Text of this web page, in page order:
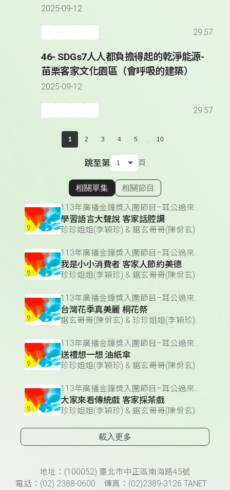
2025-09-12
29:57
46- SDGs7人人都負擔得起的乾淨能源-
苗栗客家文化園區（會呼吸的建築）
2025-09-12
29:57
1 2 3 4 5 ... 10
跳至第 頁
顯示相關單集
相關單集 相關節目
113年廣播金鐘獎入圍節目–耳公過來聽(兒童節目主持人獎)
學習語言大聲說 客家話腔調
珍珍姐姐(李穎珍) & 鋸玄哥哥(陳佾玄)
113年廣播金鐘獎入圍節目–耳公過來聽(兒童節目主持人獎)
我是小小消費者 客家人節約美德
珍珍姐姐(李穎珍) & 鋸玄哥哥(陳佾玄)
113年廣播金鐘獎入圍節目–耳公過來聽(兒童節目主持人獎)
台灣花季真美麗 桐花祭
鋸玄哥哥(陳佾玄) & 珍珍姐姐(李穎珍)
113年廣播金鐘獎入圍節目–耳公過來聽(兒童節目主持人獎)
送禮想一想 油紙傘
珍珍姐姐(李穎珍) & 鋸玄哥哥(陳佾玄)
113年廣播金鐘獎入圍節目–耳公過來聽(兒童節目主持人獎)
大家來看傳統戲 客家採茶戲
珍珍姐姐(李穎珍) & 鋸玄哥哥(陳佾玄)
載入更多
頁尾資訊地址：(100052) 臺北市中正區南海路45號
電話：(02) 2388-0600 傳真：(02)2389-3126 TANET